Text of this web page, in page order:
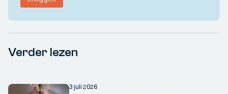
Verder lezen
3 juli 2026